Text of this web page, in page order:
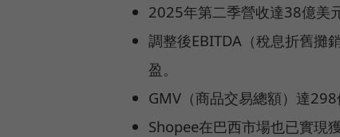
2025年第二季營收達38億美
調整後EBITDA（稅息折舊攤
盈。
GMV（商品交易總額）達
Shopee在巴西市場也已實現